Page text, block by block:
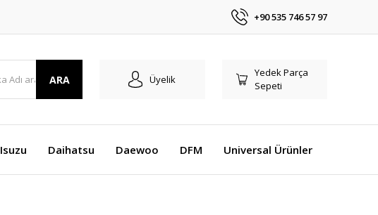
+90 535 746 57 97
ARA Üyelik
Yedek Parça
Sepeti
Isuzu Daihatsu Daewoo DFM Universal Ürünler